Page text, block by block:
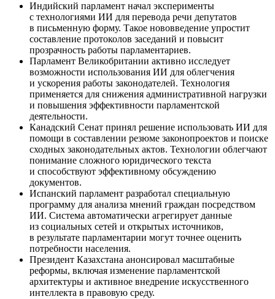
Индийский парламент начал эксперименты
с технологиями ИИ для перевода речи депутатов
в письменную форму. Такое нововведение упростит
составление протоколов заседаний и повысит
прозрачность работы парламентариев.
Парламент Великобритании активно исследует
возможности использования ИИ для облегчения
и ускорения работы законодателей. Технология
применяется для снижения административной нагрузки
и повышения эффективности парламентской
деятельности.
Канадский Сенат принял решение использовать ИИ для
помощи в составлении резюме законопроектов и поиске
сходных законодательных актов. Технологии облегчают
понимание сложного юридического текста
и способствуют эффективному обсуждению
документов.
Испанский парламент разработал специальную
программу для анализа мнений граждан посредством
ИИ. Система автоматически агрегирует данные
из социальных сетей и открытых источников,
в результате парламентарии могут точнее оценить
потребности населения.
Президент Казахстана анонсировал масштабные
реформы, включая изменение парламентской
архитектуры и активное внедрение искусственного
интеллекта в правовую среду.